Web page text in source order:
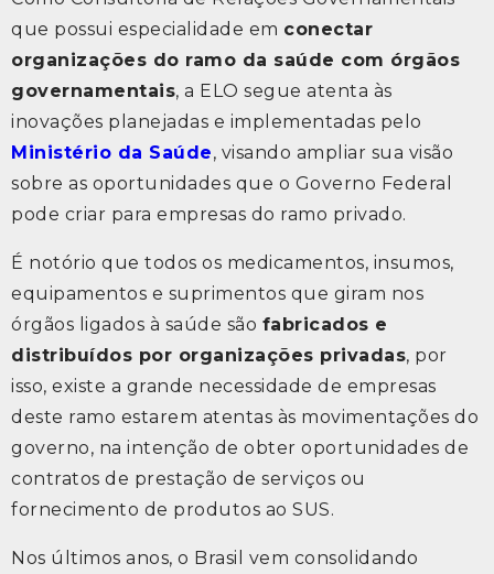
que possui especialidade em conectar
organizações do ramo da saúde com órgãos
governamentais, a ELO segue atenta às
inovações planejadas e implementadas pelo
Ministério da Saúde, visando ampliar sua visão
sobre as oportunidades que o Governo Federal
pode criar para empresas do ramo privado.
É notório que todos os medicamentos, insumos,
equipamentos e suprimentos que giram nos
órgãos ligados à saúde são fabricados e
distribuídos por organizações privadas, por
isso, existe a grande necessidade de empresas
deste ramo estarem atentas às movimentações do
governo, na intenção de obter oportunidades de
contratos de prestação de serviços ou
fornecimento de produtos ao SUS.
Nos últimos anos, o Brasil vem consolidando